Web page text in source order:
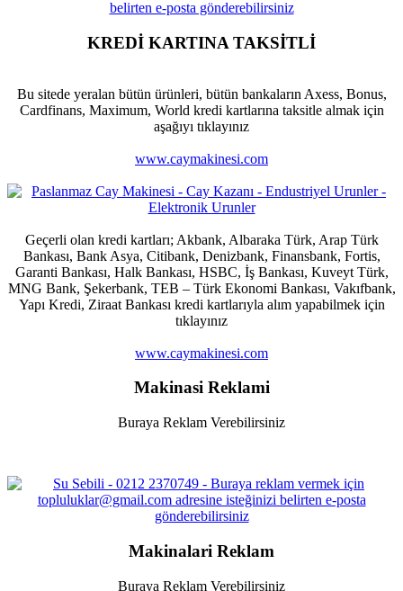
KREDİ KARTINA TAKSİTLİ
Bu sitede yeralan bütün ürünleri, bütün bankaların Axess, Bonus,
Cardfinans, Maximum, World kredi kartlarına taksitle almak için
aşağıyı tıklayınız
www.caymakinesi.com
Geçerli olan kredi kartları; Akbank, Albaraka Türk, Arap Türk
Bankası, Bank Asya, Citibank, Denizbank, Finansbank, Fortis,
Garanti Bankası, Halk Bankası, HSBC, İş Bankası, Kuveyt Türk,
MNG Bank, Şekerbank, TEB – Türk Ekonomi Bankası, Vakıfbank,
Yapı Kredi, Ziraat Bankası kredi kartlarıyla alım yapabilmek için
tıklayınız
www.caymakinesi.com
Makinasi Reklami
Buraya Reklam Verebilirsiniz
Makinalari Reklam
Buraya Reklam Verebilirsiniz